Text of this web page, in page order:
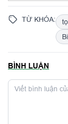
TỪ KHÓA:
BÌNH LUẬN